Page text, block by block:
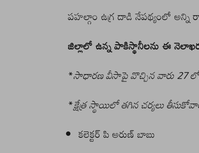
పహల్గాం ఉగ్ర దాడి నేపథ్యంలో అన్ని
జిల్లాలో ఉన్న పాకిస్థానీలను ఈ
*సాధారణ వీసాపై వొచ్చిన వారు 27
*క్షేత్ర స్థాయిలో తగిన చర్యలు
కలెక్టర్ పి అరుణ్ బాబు